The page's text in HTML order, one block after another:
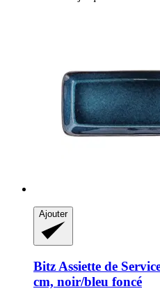
Ajouter
Bitz Assiette de
cm, noir/bleu foncé